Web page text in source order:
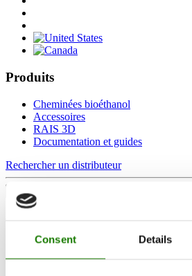
Consent Details
Produits
Cheminées bioéthanol
Accessoires
RAIS 3D
Documentation et guides
Rechercher un distributeur
EN 16510